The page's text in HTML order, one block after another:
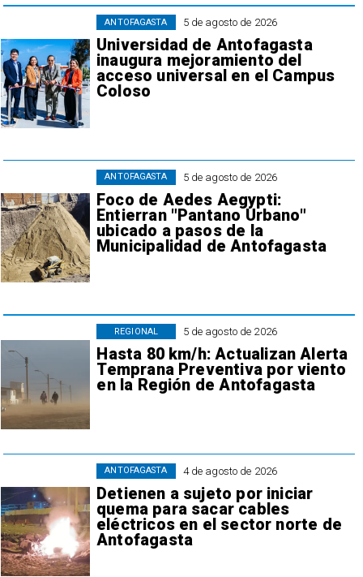
5 de agosto de 2026
Universidad de Antofagasta
inaugura mejoramiento del
acceso universal en el Campus
Coloso
ANTOFAGASTA
5 de agosto de 2026
Foco de Aedes Aegypti:
Entierran "Pantano Urbano"
ubicado a pasos de la
Municipalidad de Antofagasta
ANTOFAGASTA
5 de agosto de 2026
Hasta 80 km/h: Actualizan Alerta
Temprana Preventiva por viento
en la Región de Antofagasta
REGIONAL
4 de agosto de 2026
Detienen a sujeto por iniciar
quema para sacar cables
eléctricos en el sector norte de
Antofagasta
ANTOFAGASTA